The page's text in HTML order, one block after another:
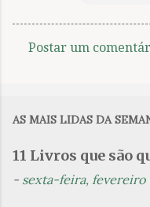
n
t
Postar um
AS MAIS LIDAS DA
11 Livros que são
- sexta-feira, fevereiro